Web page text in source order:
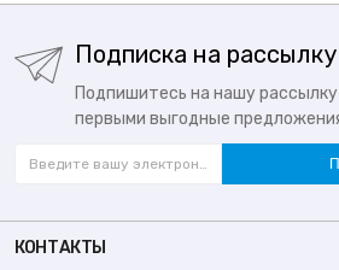
Подписка на рассылку
Подпишитесь на нашу
первыми выгодные
КОНТАКТЫ